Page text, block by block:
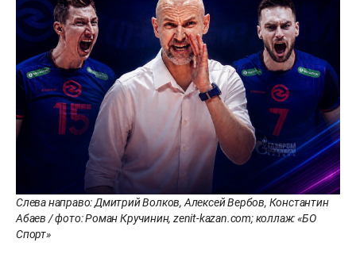
Слева направо: Дмитрий Волков, Алексей Вербов, Константин
Абаев / фото: Роман Кручинин, zenit-kazan.com; коллаж: «БО
Спорт»